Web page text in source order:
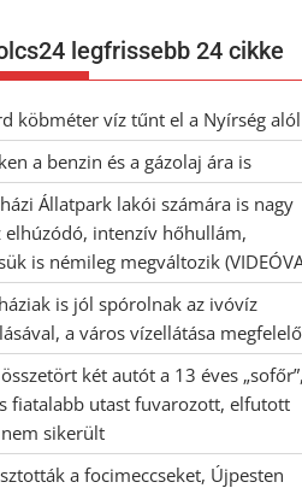
legfrissebb 24 cikke
köbméter víz tűnt el a Nyírség alól
a benzin és a gázolaj ára is
Állatpark lakói számára is nagy
elhúzódó, intenzív hőhullám,
is némileg megváltozik
is jól spórolnak az ivóvíz
a város vízellátása megfelelő
két autót a 13 éves
fiatalabb utast fuvarozott, elfutott
sikerült
a focimeccseket, Újpesten